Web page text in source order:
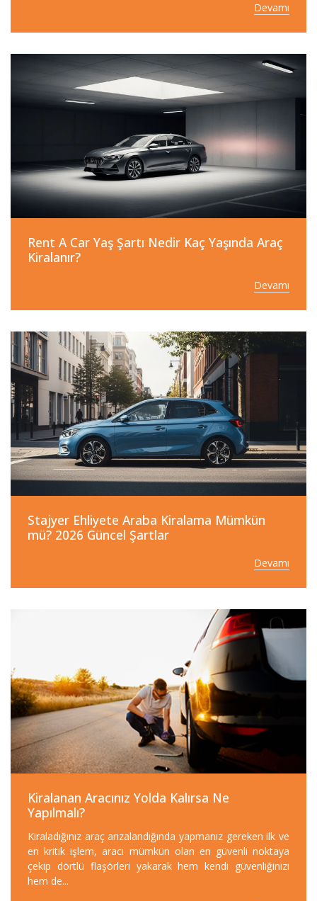
Devamı
Rent A Car Yaş Şartı Nedir Kaç Yaşında Araç
Kiralanır?
Devamı
Stajyer Ehliyete Araba Kiralama Mümkün
mü? 2026 Güncel Şartlar
Devamı
Kiralanan Aracınız Yolda Kalırsa Ne
Yapılmalı?
Kiraladığınız araç arızalandığında yapmanız gereken ilk ve
en kritik işlem, aracı mümkün olan en güvenli noktaya
çekip dörtlü flaşörleri yakarak hem kendi güvenliğinizi
hem de...